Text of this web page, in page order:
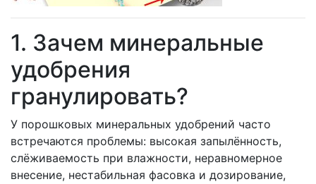
1. Зачем минеральные
удобрения
гранулировать?
У порошковых минеральных удобрений часто
встречаются проблемы: высокая запылённость,
слёживаемость при влажности, неравномерное
внесение, нестабильная фасовка и дозирование,